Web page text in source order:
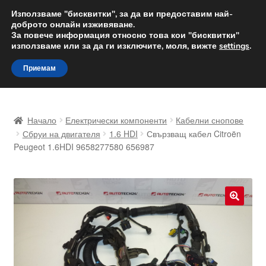
ДОСТАВКА от 12 лв.
Доставка по целия свят
Skip
to
navigation
Skip
to
content
Доставка по целия свят
За нас
Начало Електрически компоненти
Кабелни снопове
Сбруи на двигателя
1.6 HDI
Свързващ кабел Citroën
Peugeot 1.6HDI 9658277580 656987
Използваме "бисквитки", за да ви предоставим най-
доброто онлайн изживяване.
За повече информация относно това кои "бисквитки"
използваме или за да ги изключите, моля, вижте settings.
Приемам